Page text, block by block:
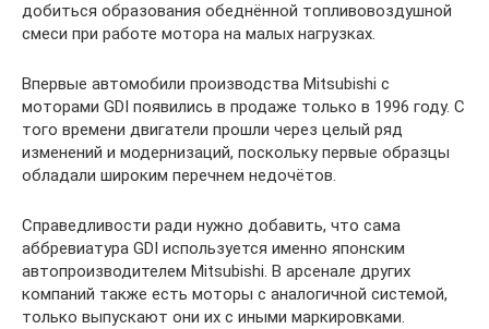
добиться образования обеднённой топливовоздушной
смеси при работе мотора на малых нагрузках.
Впервые автомобили производства Mitsubishi с
моторами GDI появились в продаже только в 1996 году. С
того времени двигатели прошли через целый ряд
изменений и модернизаций, поскольку первые образцы
обладали широким перечнем недочётов.
Справедливости ради нужно добавить, что сама
аббревиатура GDI используется именно японским
автопроизводителем Mitsubishi. В арсенале других
компаний также есть моторы с аналогичной системой,
только выпускают они их с иными маркировками.